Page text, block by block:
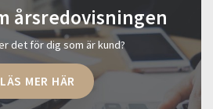
årsredovisningen
det för dig som är kund?
LÄS MER HÄR